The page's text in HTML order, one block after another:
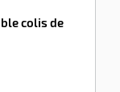
colis de